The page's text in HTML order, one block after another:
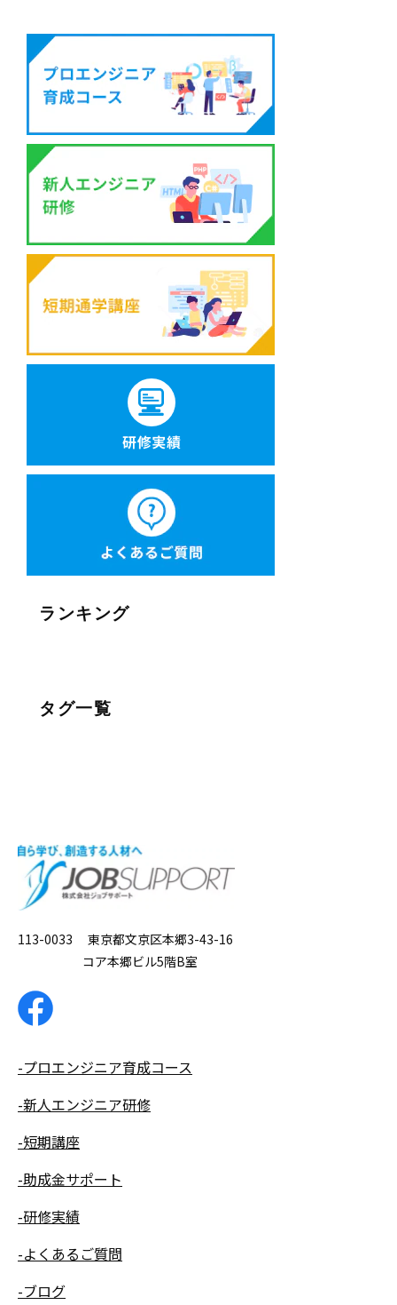
ランキング
タグ一覧
113-0033 東京都文京区本郷3-43-16
コア本郷ビル5階B室
-プロエンジニア育成コース
-新人エンジニア研修
-短期講座
-助成金サポート
-研修実績
-よくあるご質問
-ブログ